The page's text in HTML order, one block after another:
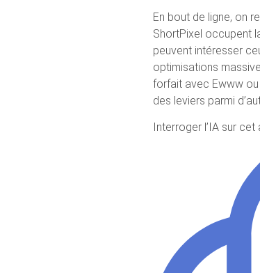
En bout de ligne, on
ShortPixel occupent
peuvent intéresser
optimisations
forfait avec Ewww ou
des leviers parmi
Interroger l’IA sur cet